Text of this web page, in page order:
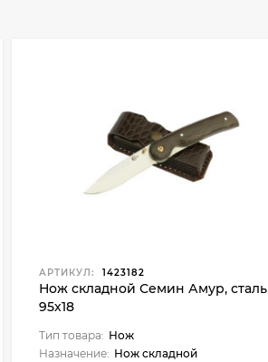
АРТИКУЛ: 1423182
Нож складной Семин Амур, сталь
95х18
Тип товара: Нож
Назначение: Нож складной